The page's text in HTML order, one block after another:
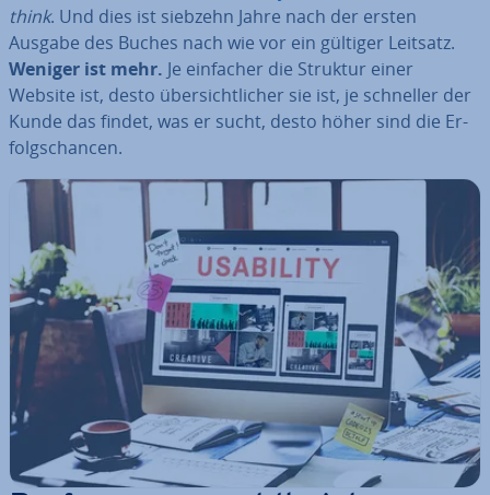
think. Und dies ist siebzehn Jahre nach der ersten
Ausgabe des Buches nach wie vor ein gültiger Leitsatz.
Weniger ist mehr. Je einfacher die Struktur einer
Website ist, desto über­sicht­li­cher sie ist, je schneller der
Kunde das findet, was er sucht, desto höher sind die Er­
folgs­chan­cen.